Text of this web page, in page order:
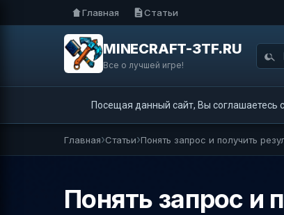
Главная Статьи
MINECRAFT-3TF.RU
Все о лучшей игре!
Посещая данный сайт, Вы соглашаетесь с
Главная Статьи Понять запрос и получить
Понять запрос и